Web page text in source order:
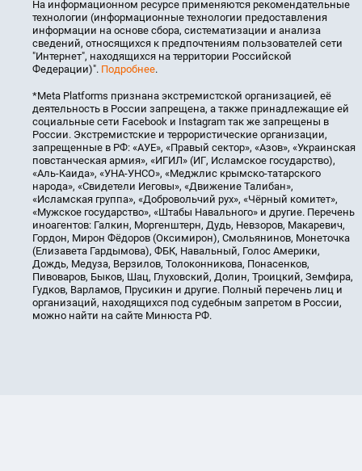
На информационном ресурсе применяются рекомендательные
технологии (информационные технологии предоставления
информации на основе сбора, систематизации и анализа
сведений, относящихся к предпочтениям пользователей сети
"Интернет", находящихся на территории Российской
Федерации)". Подробнее.
*Meta Platforms признана экстремистской организацией, её
деятельность в России запрещена, а также принадлежащие ей
социальные сети Facebook и Instagram так же запрещены в
России. Экстремистские и террористические организации,
запрещенные в РФ: «АУЕ», «Правый сектор», «Азов», «Украинская
повстанческая армия», «ИГИЛ» (ИГ, Исламское государство),
«Аль-Каида», «УНА-УНСО», «Меджлис крымско-татарского
народа», «Свидетели Иеговы», «Движение Талибан»,
«Исламская группа», «Добровольчий рух», «Чёрный комитет»,
«Мужское государство», «Штабы Навального» и другие. Перечень
иноагентов: Галкин, Моргенштерн, Дудь, Невзоров, Макаревич,
Гордон, Мирон Фёдоров (Оксимирон), Смольянинов, Монеточка
(Елизавета Гардымова), ФБК, Навальный, Голос Америки,
Дождь, Медуза, Верзилов, Толоконникова, Понасенков,
Пивоваров, Быков, Шац, Глуховский, Долин, Троицкий, Земфира,
Гудков, Варламов, Прусикин и другие. Полный перечень лиц и
организаций, находящихся под судебным запретом в России,
можно найти на сайте Минюста РФ.